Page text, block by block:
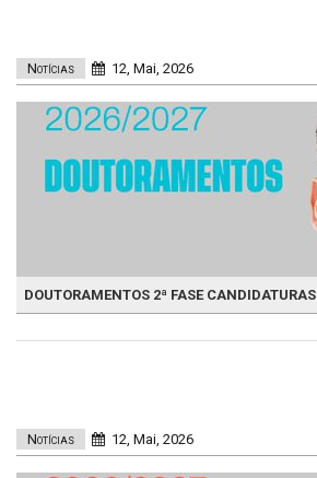
Notícias 12, Mai, 2026
DOUTORAMENTOS 2ª FASE CANDIDATURAS
Notícias 12, Mai, 2026